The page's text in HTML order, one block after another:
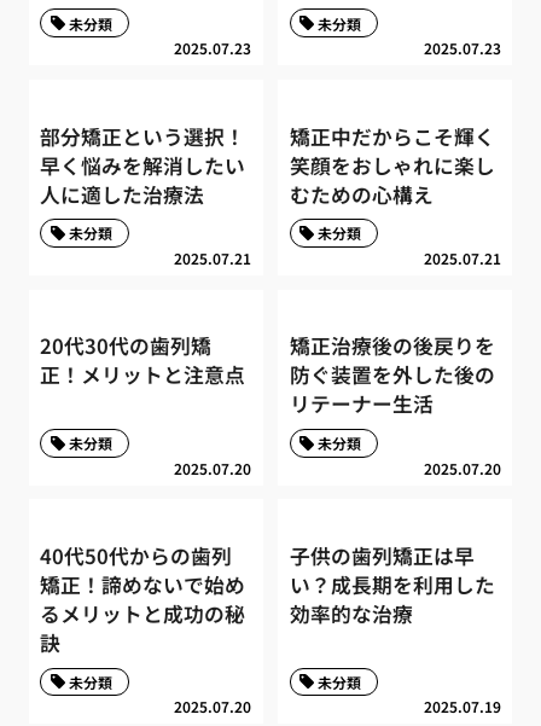
2025.07.23
未分類
2025.07.23
未分類
部分矯正という選択！
早く悩みを解消したい
人に適した治療法
2025.07.21
未分類
矯正中だからこそ輝く
笑顔をおしゃれに楽し
むための心構え
2025.07.21
未分類
20代30代の歯列矯
正！メリットと注意点
2025.07.20
未分類
矯正治療後の後戻りを
防ぐ装置を外した後の
リテーナー生活
2025.07.20
未分類
40代50代からの歯列
矯正！諦めないで始め
るメリットと成功の秘
訣
2025.07.20
未分類
子供の歯列矯正は早
い？成長期を利用した
効率的な治療
2025.07.19
未分類